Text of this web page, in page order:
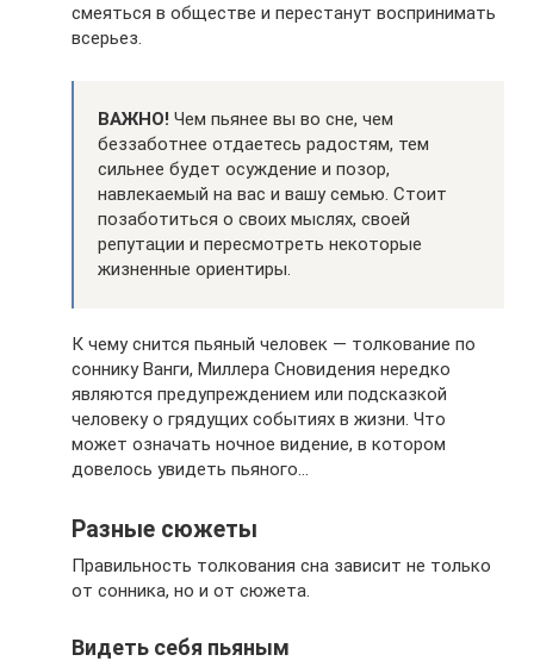
смеяться в обществе и перестанут воспринимать
всерьез.
ВАЖНО! Чем пьянее вы во сне, чем
беззаботнее отдаетесь радостям, тем
сильнее будет осуждение и позор,
навлекаемый на вас и вашу семью. Стоит
позаботиться о своих мыслях, своей
репутации и пересмотреть некоторые
жизненные ориентиры.
К чему снится пьяный человек — толкование по
соннику Ванги, Миллера Сновидения нередко
являются предупреждением или подсказкой
человеку о грядущих событиях в жизни. Что
может означать ночное видение, в котором
довелось увидеть пьяного…
Разные сюжеты
Правильность толкования сна зависит не только
от сонника, но и от сюжета.
Видеть себя пьяным